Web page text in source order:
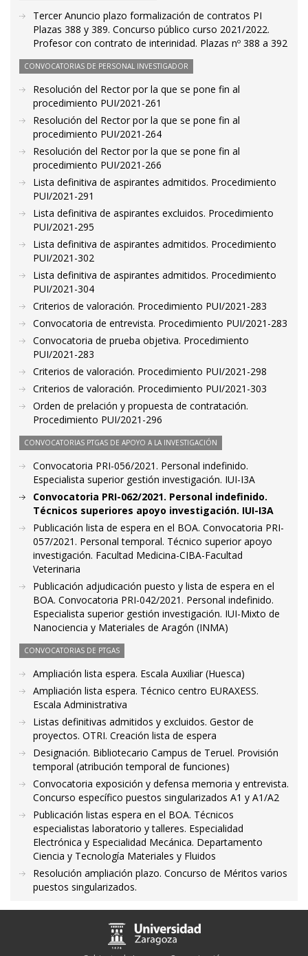
Tercer Anuncio plazo formalización de contratos PI
Plazas 388 y 389. Concurso público curso 2021/2022.
Profesor con contrato de interinidad. Plazas nº 388 a 392
CONVOCATORIAS DE PERSONAL INVESTIGADOR
Resolución del Rector por la que se pone fin al
procedimiento PUI/2021-261
Resolución del Rector por la que se pone fin al
procedimiento PUI/2021-264
Resolución del Rector por la que se pone fin al
procedimiento PUI/2021-266
Lista definitiva de aspirantes admitidos. Procedimiento
PUI/2021-291
Lista definitiva de aspirantes excluidos. Procedimiento
PUI/2021-295
Lista definitiva de aspirantes admitidos. Procedimiento
PUI/2021-302
Lista definitiva de aspirantes admitidos. Procedimiento
PUI/2021-304
Criterios de valoración. Procedimiento PUI/2021-283
Convocatoria de entrevista. Procedimiento PUI/2021-283
Convocatoria de prueba objetiva. Procedimiento
PUI/2021-283
Criterios de valoración. Procedimiento PUI/2021-298
Criterios de valoración. Procedimiento PUI/2021-303
Orden de prelación y propuesta de contratación.
Procedimiento PUI/2021-296
CONVOCATORIAS PTGAS DE APOYO A LA INVESTIGACIÓN
Convocatoria PRI-056/2021. Personal indefinido.
Especialista superior gestión investigación. IUI-I3A
Convocatoria PRI-062/2021. Personal indefinido.
Técnicos superiores apoyo investigación. IUI-I3A
Publicación lista de espera en el BOA. Convocatoria PRI-
057/2021. Personal temporal. Técnico superior apoyo
investigación. Facultad Medicina-CIBA-Facultad
Veterinaria
Publicación adjudicación puesto y lista de espera en el
BOA. Convocatoria PRI-042/2021. Personal indefinido.
Especialista superior gestión investigación. IUI-Mixto de
Nanociencia y Materiales de Aragón (INMA)
CONVOCATORIAS DE PTGAS
Ampliación lista espera. Escala Auxiliar (Huesca)
Ampliación lista espera. Técnico centro EURAXESS.
Escala Administrativa
Listas definitivas admitidos y excluidos. Gestor de
proyectos. OTRI. Creación lista de espera
Designación. Bibliotecario Campus de Teruel. Provisión
temporal (atribución temporal de funciones)
Convocatoria exposición y defensa memoria y entrevista.
Concurso específico puestos singularizados A1 y A1/A2
Publicación listas espera en el BOA. Técnicos
especialistas laboratorio y talleres. Especialidad
Electrónica y Especialidad Mecánica. Departamento
Ciencia y Tecnología Materiales y Fluidos
Resolución ampliación plazo. Concurso de Méritos varios
puestos singularizados.